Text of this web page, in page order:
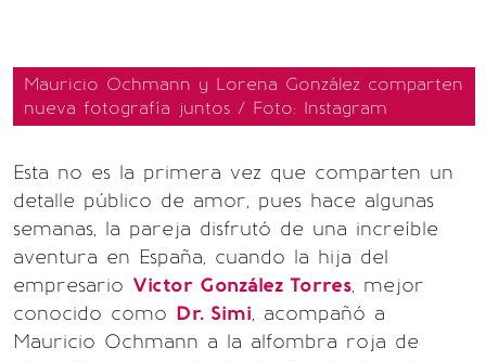
Mauricio Ochmann y Lorena González comparten
nueva fotografía juntos / Foto: Instagram
Esta no es la primera vez que comparten un
detalle público de amor, pues hace algunas
semanas, la pareja disfrutó de una increíble
aventura en España, cuando la hija del
empresario Victor González Torres, mejor
conocido como Dr. Simi, acompañó a
Mauricio Ochmann a la alfombra roja de